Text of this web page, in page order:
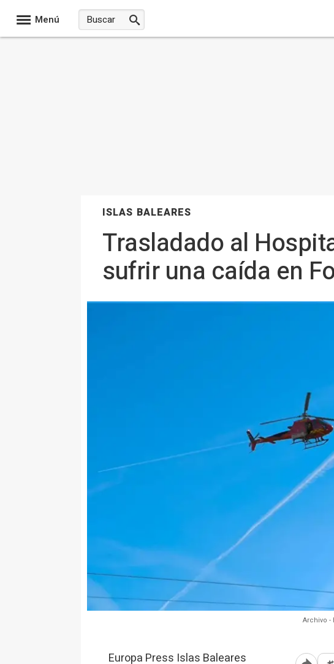
Menú
ISLAS BALEARES
Trasladado al
sufrir una caída en
Archivo
Europa Press Islas Baleares